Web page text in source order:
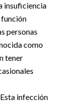
insuficiencia
función
personas
como
tener
Esta infección